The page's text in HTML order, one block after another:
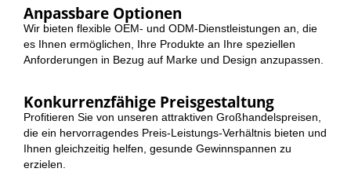
Anpassbare Optionen
Wir bieten flexible OEM- und ODM-Dienstleistungen an, die
es Ihnen ermöglichen, Ihre Produkte an Ihre speziellen
Anforderungen in Bezug auf Marke und Design anzupassen.
Konkurrenzfähige Preisgestaltung
Profitieren Sie von unseren attraktiven Großhandelspreisen,
die ein hervorragendes Preis-Leistungs-Verhältnis bieten und
Ihnen gleichzeitig helfen, gesunde Gewinnspannen zu
erzielen.